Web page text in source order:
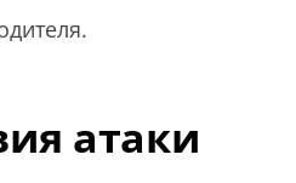
атаки